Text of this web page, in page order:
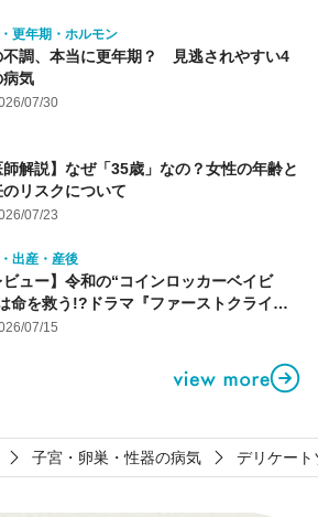
更年期・ホルモン
不調、本当に更年期？ 見逃されやすい4
病気
07/30
師解説】なぜ「35歳」なの？女性の年齢と
リスクについて
07/23
出産・産後
ビュー】令和の“コインロッカーベイビ
命を救う!?ドラマ『ファーストクライ』
07/15
子宮・卵巣・性器の病気 デリケート